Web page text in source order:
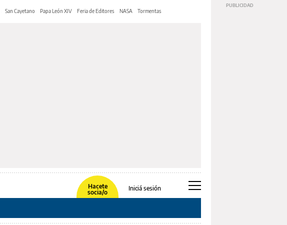
San Cayetano Papa León XIV Feria de Editores NASA Tormentas
Hacete
socia/o
Iniciá sesión